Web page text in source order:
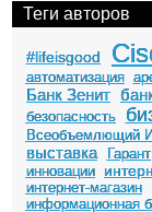
Теги авторов
#lifeisgood
автоматизация
Банк Зенит
безопасность
Всеобъемлющий
выставка Гарант
инновации
интернет-магазин
информационная